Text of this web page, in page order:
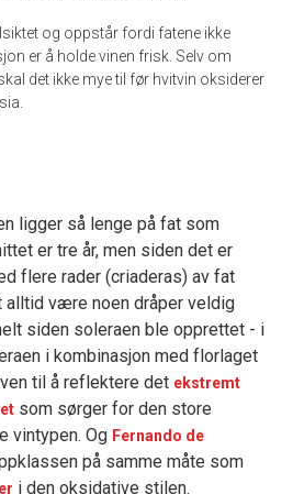
og oppstår fordi fatene ikke
er å holde vinen frisk. Selv om
det ikke mye til før hvitvin oksiderer
ligger så lenge på fat som
er tre år, men siden det er
flere rader (criaderas) av fat
alltid være noen dråper veldig
siden soleraen ble opprettet - i
i kombinasjon med florlaget
til å reflektere det ekstremt
som sørger for den store
vintypen. Og Fernando de
på samme måte som
i den oksidative stilen.